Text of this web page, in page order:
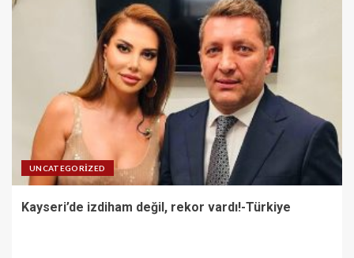
UNCATEGORIZED
Kayseri’de izdiham değil, rekor vardı!-Türkiye